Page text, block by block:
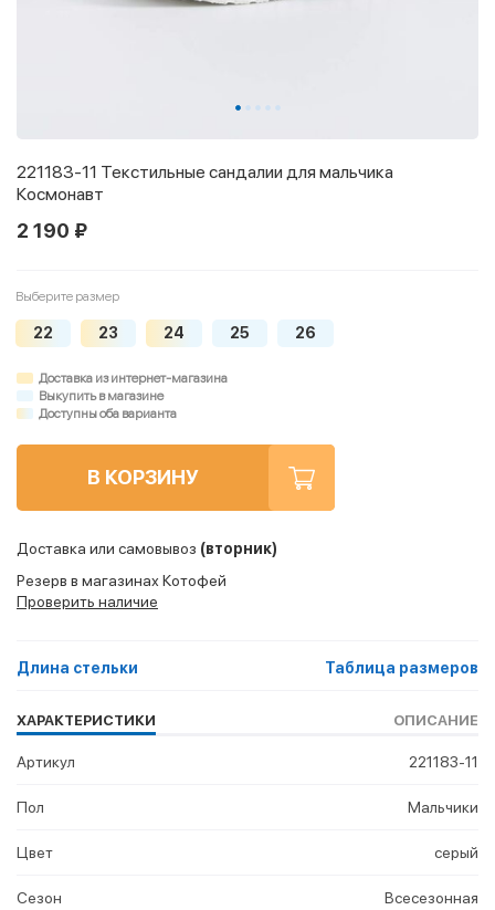
221183-11 Текстильные сандалии для мальчика
Космонавт
2 190 ₽
Выберите размер
22 23 24 25 26
Доставка из интернет-магазина
Выкупить в магазине
Доступны оба варианта
В КОРЗИНУ
Доставка или самовывоз (вторник)
Резерв в магазинах Котофей
Проверить наличие
Длина стельки Таблица размеров
ХАРАКТЕРИСТИКИ ОПИСАНИЕ
Артикул 221183-11
Пол Мальчики
Цвет серый
Сезон Всесезонная